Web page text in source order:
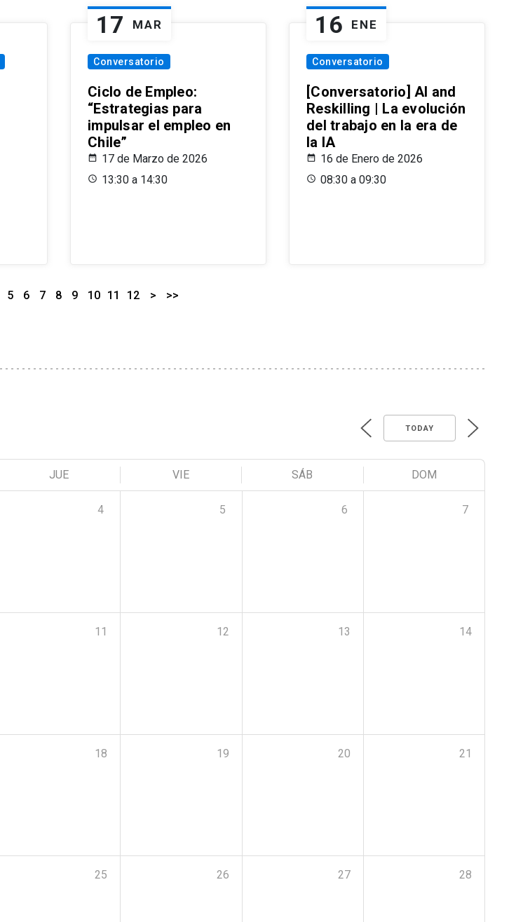
17 MAR
Conversatorio
Ciclo de Empleo:
“Estrategias para
impulsar el empleo en
Chile”
17 de Marzo de 2026
13:30 a 14:30
16 ENE
Conversatorio
[Conversatorio] AI and
Reskilling | La evolución
del trabajo en la era de
la IA
16 de Enero de 2026
08:30 a 09:30
5 6 7 8 9 10 11 12 > >>
TODAY
JUE VIE SÁB DOM
4 5 6 7
11 12 13 14
18 19 20 21
25 26 27 28